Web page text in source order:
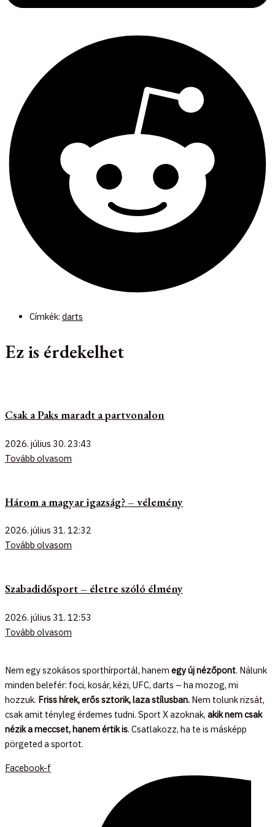
Címkék: darts
Ez is érdekelhet
Csak a Paks maradt a partvonalon
2026. július 30. 23:43
Tovább olvasom
Három a magyar igazság? – vélemény
2026. július 31. 12:32
Tovább olvasom
Szabadidősport – életre szóló élmény
2026. július 31. 12:53
Tovább olvasom
Nem egy szokásos sporthírportál, hanem egy új nézőpont. Nálunk
minden belefér: foci, kosár, kézi, UFC, darts – ha mozog, mi
hozzuk. Friss hírek, erős sztorik, laza stílusban. Nem tolunk rizsát,
csak amit tényleg érdemes tudni. Sport X azoknak, akik nem csak
nézik a meccset, hanem értik is. Csatlakozz, ha te is másképp
pörgeted a sportot.
Facebook-f